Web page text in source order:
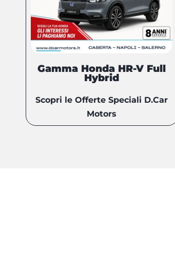
Gamma Honda HR-V Full
Hybrid
Scopri le Offerte Speciali D.Car
Motors